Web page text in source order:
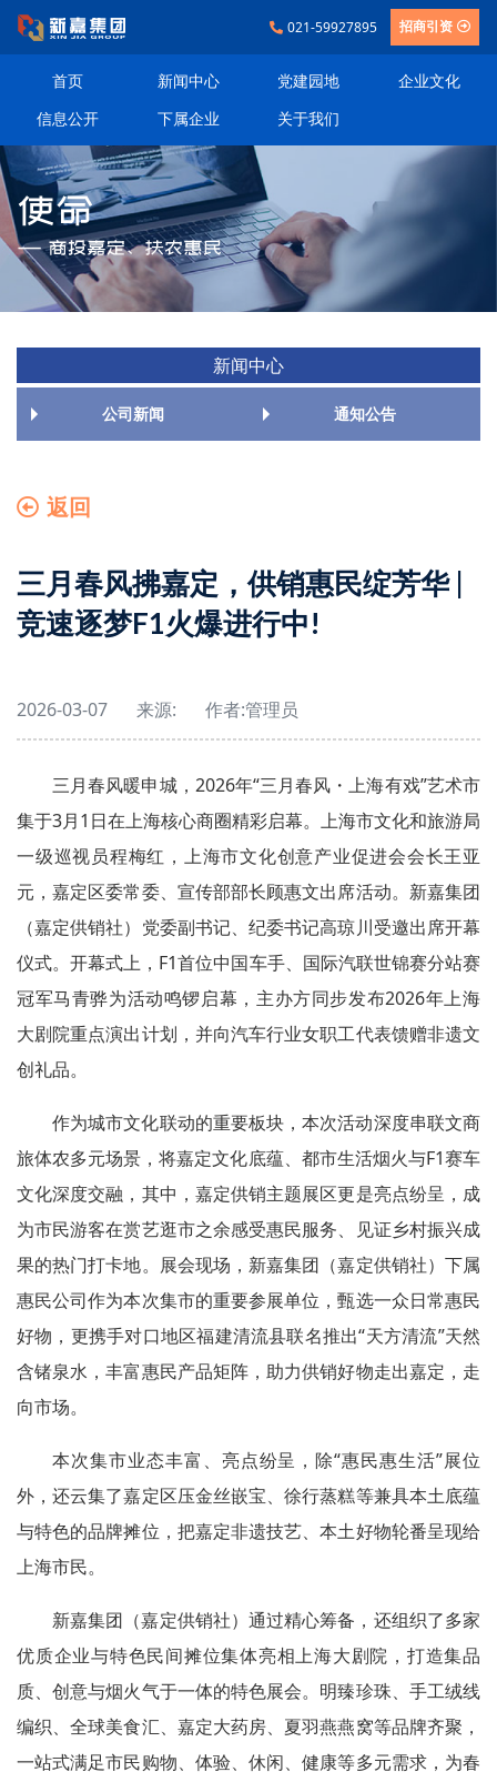
021-59927895 招商引资
首页 新闻中心 党建园地
企业文化
信息公开
下属企业 关于我们
新闻中心
公司新闻 通知公告
返回
三月春风拂嘉定，供销惠民绽芳华 |
竞速逐梦F1火爆进行中!
2026-03-07 来源: 作者:管理员
三月春风暖申城，2026年“三月春风・上海有戏”艺术市
集于3月1日在上海核心商圈精彩启幕。上海市文化和旅游局
一级巡视员程梅红，上海市文化创意产业促进会会长王亚
元，嘉定区委常委、宣传部部长顾惠文出席活动。新嘉集团
（嘉定供销社）党委副书记、纪委书记高琼川受邀出席开幕
仪式。开幕式上，F1首位中国车手、国际汽联世锦赛分站赛
冠军马青骅为活动鸣锣启幕，主办方同步发布2026年上海
大剧院重点演出计划，并向汽车行业女职工代表馈赠非遗文
创礼品。
作为城市文化联动的重要板块，本次活动深度串联文商
旅体农多元场景，将嘉定文化底蕴、都市生活烟火与F1赛车
文化深度交融，其中，嘉定供销主题展区更是亮点纷呈，成
为市民游客在赏艺逛市之余感受惠民服务、见证乡村振兴成
果的热门打卡地。展会现场，新嘉集团（嘉定供销社）下属
惠民公司作为本次集市的重要参展单位，甄选一众日常惠民
好物，更携手对口地区福建清流县联名推出“天方清流”天然
含锗泉水，丰富惠民产品矩阵，助力供销好物走出嘉定，走
向市场。
本次集市业态丰富、亮点纷呈，除“惠民惠生活”展位
外，还云集了嘉定区压金丝嵌宝、徐行蒸糕等兼具本土底蕴
与特色的品牌摊位，把嘉定非遗技艺、本土好物轮番呈现给
上海市民。
新嘉集团（嘉定供销社）通过精心筹备，还组织了多家
优质企业与特色民间摊位集体亮相上海大剧院，打造集品
质、创意与烟火气于一体的特色展会。明臻珍珠、手工绒线
编织、全球美食汇、嘉定大药房、夏羽燕燕窝等品牌齐聚，
一站式满足市民购物、体验、休闲、健康等多元需求，为春